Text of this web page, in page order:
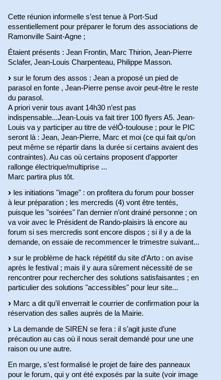
Cette réunion informelle s’est tenue à Port-Sud
essentiellement pour préparer le forum des associations de
Ramonville Saint-Agne ;
Étaient présents : Jean Frontin, Marc Thirion, Jean-Pierre
Sclafer, Jean-Louis Charpenteau, Philippe Masson.
sur le forum des assos : Jean a proposé un pied de
parasol en fonte , Jean-Pierre pense avoir peut-être le reste
du parasol.
A priori venir tous avant 14h30 n’est pas
indispensable...Jean-Louis va fait tirer 100 flyers A5. Jean-
Louis va y participer au titre de vélÔ-toulouse ; pour le PIC
seront là : Jean, Jean-Pierre, Marc et moi (ce qui fait qu’on
peut même se répartir dans la durée si certains avaient des
contraintes). Au cas où certains proposent d’apporter
rallonge électrique/multiprise ...
Marc partira plus tôt.
les initiations "image" : on profitera du forum pour bosser
à leur préparation ; les mercredis (4) vont être tentés,
puisque les "soirées" l’an dernier n’ont drainé personne ; on
va voir avec le Président de Rando-plaisirs là encore au
forum si ses mercredis sont encore dispos ; si il y a de la
demande, on essaie de recommencer le trimestre suivant...
sur le problème de hack répétitif du site d’Arto : on avise
après le festival ; mais il y aura sûrement nécessité de se
rencontrer pour rechercher des solutions satisfaisantes ; en
particulier des solutions "accessibles" pour leur site...
Marc a dit qu’il enverrait le courrier de confirmation pour la
réservation des salles auprès de la Mairie.
La demande de SIREN se fera : il s’agit juste d’une
précaution au cas où il nous serait demandé pour une une
raison ou une autre.
En marge, s’est formalisé le projet de faire des panneaux
pour le forum, qui y ont été exposés par la suite (voir image